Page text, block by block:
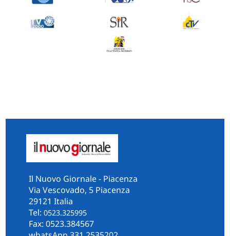
Il Nuovo Giornale - Piacenza
Via Vescovado, 5 Piacenza
29121 Italia
Tel: 0523.325995
Fax: 0523.384567